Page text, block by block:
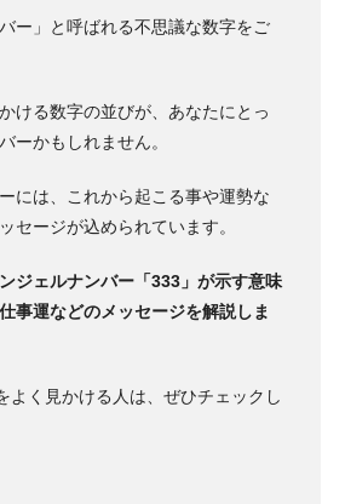
ー」と呼ばれる不思議な数字をご
ける数字の並びが、あなたにとっ
ーかもしれません。
には、これから起こる事や運勢な
セージが込められています。
ジェルナンバー「333」が示す意味
事運などのメッセージを解説しま
よく見かける人は、ぜひチェックし